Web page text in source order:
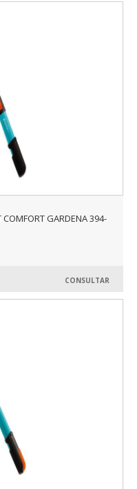
COMFORT GARDENA 394-
CONSULTAR